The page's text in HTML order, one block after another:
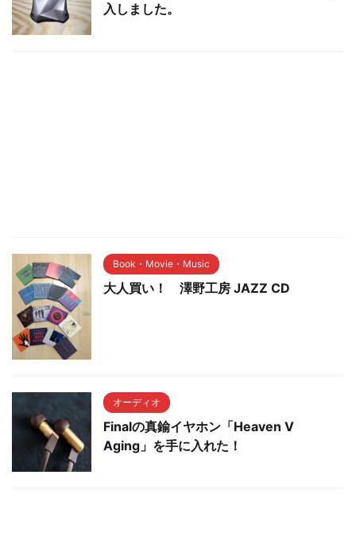
入しました。
Book・Movie・Music
大人買い！ 澤野工房 JAZZ CD
オーディオ
Finalの真鍮イヤホン「Heaven V
Aging」を手に入れた！